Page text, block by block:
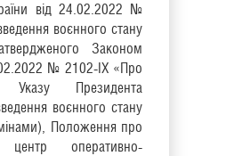
від 24.02.2022 №
воєнного стану
Законом
№ 2102-IХ «Про
Указу Президента
воєнного стану
Положення про
центр оперативно-